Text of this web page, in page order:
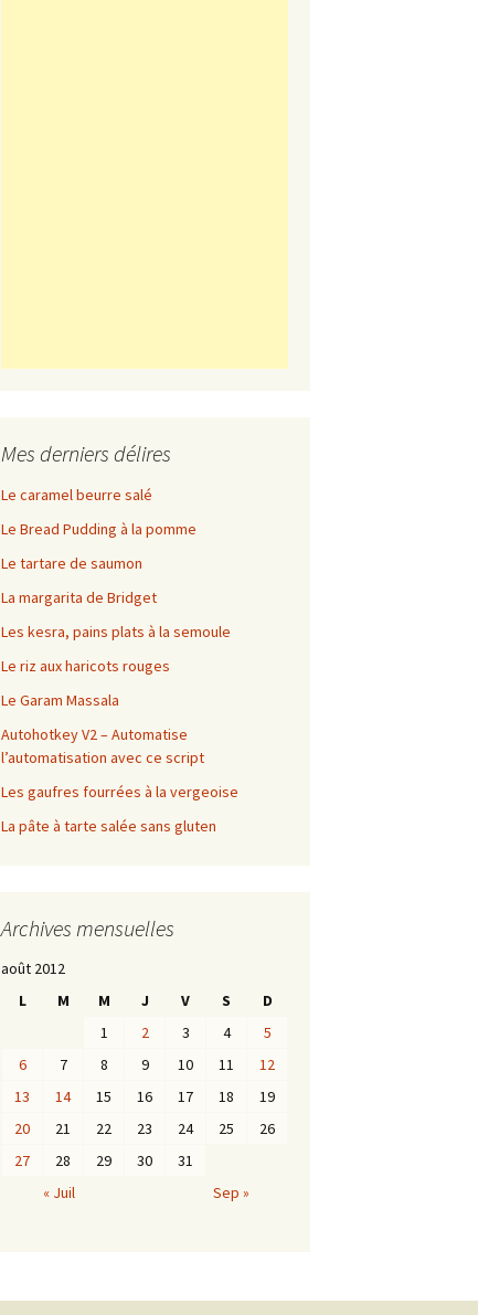
Mes derniers délires
Le caramel beurre salé
Le Bread Pudding à la pomme
Le tartare de saumon
La margarita de Bridget
Les kesra, pains plats à la semoule
Le riz aux haricots rouges
Le Garam Massala
Autohotkey V2 – Automatise
l’automatisation avec ce script
Les gaufres fourrées à la vergeoise
La pâte à tarte salée sans gluten
Archives mensuelles
août 2012
L
M M J V S
D
1
2 3 4
5
6
7 8 9 10 11
12
13
14 15 16 17 18
19
20
21 22 23 24 25
26
27
28 29 30
31
« Juil
Sep »